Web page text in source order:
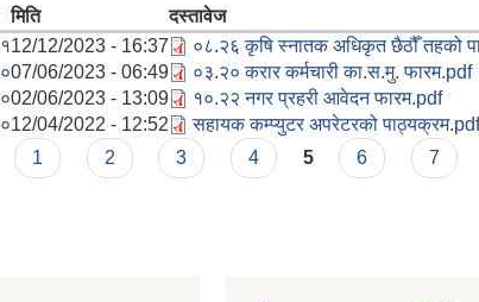
मिति दस्तावेज
12/12/2023 - 16:37 ०८.२६ कृषि स्‍नातक अधिकृत छैठौँ तहको
07/06/2023 - 06:49 ०३.२० करार कर्मचारी का.स.मु. फारम.pdf
02/06/2023 - 13:09 १०.२२ नगर प्रहरी आवेदन फारम.pdf
12/04/2022 - 12:52 सहायक कम्प्युटर अपरेटरको पाठ्यक्रम.pdf
1 2 3 4 5 6 7